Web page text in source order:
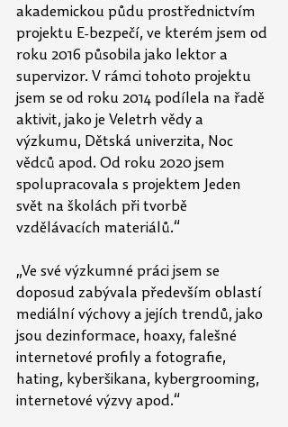
akademickou půdu prostřednictvím
projektu E-bezpečí, ve kterém jsem od
roku 2016 působila jako lektor a
supervizor. V rámci tohoto projektu
jsem se od roku 2014 podílela na řadě
aktivit, jako je Veletrh vědy a
výzkumu, Dětská univerzita, Noc
vědců apod. Od roku 2020 jsem
spolupracovala s projektem Jeden
svět na školách při tvorbě
vzdělávacích materiálů.“
„Ve své výzkumné práci jsem se
doposud zabývala především oblastí
mediální výchovy a jejích trendů, jako
jsou dezinformace, hoaxy, falešné
internetové profily a fotografie,
hating, kyberšikana, kybergrooming,
internetové výzvy apod.“